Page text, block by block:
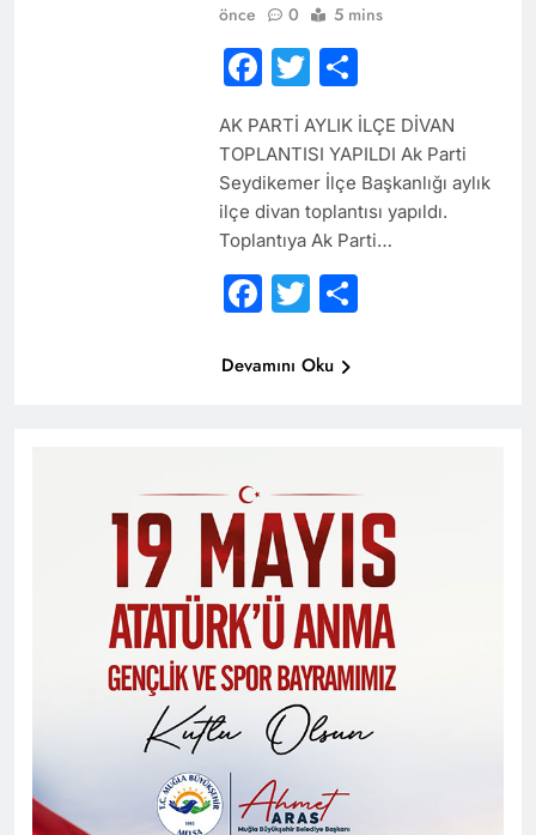
önce
0 5 mins
Facebook
Twitter
Share
AK PARTİ AYLIK İLÇE DİVAN
TOPLANTISI YAPILDI Ak Parti
Seydikemer İlçe Başkanlığı aylık
ilçe divan toplantısı yapıldı.
Toplantıya Ak Parti…
Facebook
Twitter
Share
Devamını Oku